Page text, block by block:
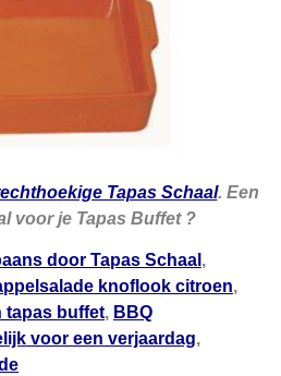
Tapas Schaal. Een
voor je Tapas Buffet ?
door Tapas Schaal ,
knoflook citroen,
tapas buffet, BBQ
voor een verjaardag,